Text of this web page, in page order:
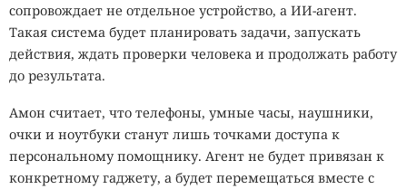
сопровождает не отдельное устройство, а ИИ-агент.
Такая система будет планировать задачи, запускать
действия, ждать проверки человека и продолжать работу
до результата.
Амон считает, что телефоны, умные часы, наушники,
очки и ноутбуки станут лишь точками доступа к
персональному помощнику. Агент не будет привязан к
конкретному гаджету, а будет перемещаться вместе с